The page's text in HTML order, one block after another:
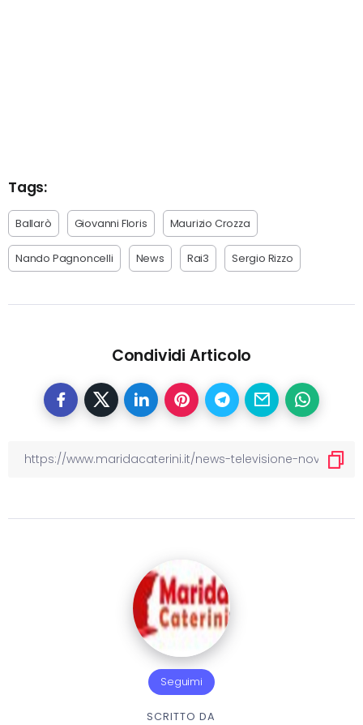
Tags:
Ballarò Giovanni Floris Maurizio Crozza
Nando Pagnoncelli News Rai3 Sergio Rizzo
Condividi Articolo
Seguimi
SCRITTO DA